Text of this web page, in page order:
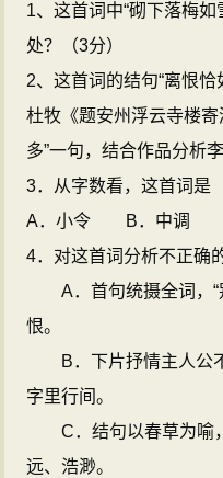
1、这首词中“砌下落梅如
处？（3分）
2、这首词的结句“离恨
杜牧《题安州浮云寺楼
多”一句，结合作品分析
3．从字数看，这首词
A．小令 B．中调
4．对这首词分析不正
A．首句统摄全词，“
恨。
B．下片抒情主人公
字里行间。
C．结句以春草为喻
远、浩渺。